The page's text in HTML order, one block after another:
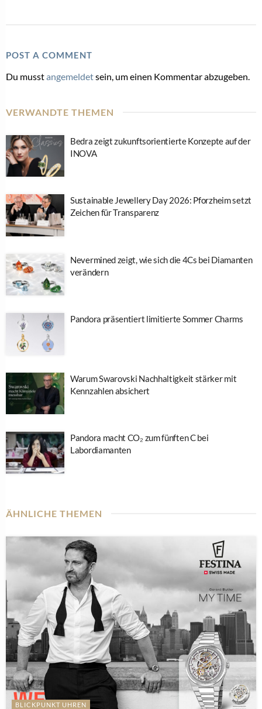
POST A COMMENT
Du musstangemeldetsein, um einen Kommentar abzugeben.
VERWANDTE THEMEN
Bedra zeigt zukunftsorientierte Konzepte auf der
INOVA
Sustainable Jewellery Day 2026: Pforzheim setzt
Zeichen für Transparenz
Nevermined zeigt, wie sich die 4Cs bei Diamanten
verändern
Pandora präsentiert limitierte Sommer Charms
Warum Swarovski Nachhaltigkeit stärker mit
Kennzahlen absichert
Pandora macht CO₂ zum fünften C bei
Labordiamanten
ÄHNLICHE THEMEN
BLICKPUNKT UHREN